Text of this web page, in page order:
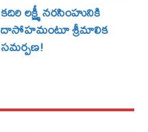
కదిరి లక్ష్మీ నరసింహునికి
దాసోహమంటూ శ్రీమాలిక
సమర్పణ!